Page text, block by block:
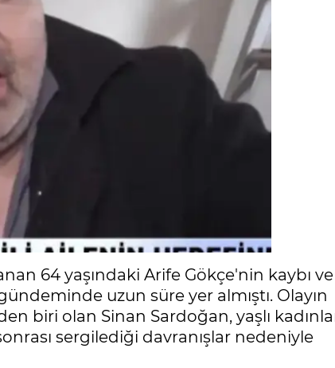
64 yaşındaki Arife Gökçe'nin kaybı ve
uzun süre yer almıştı. Olayın
biri olan Sinan Sardoğan, yaşlı
sergilediği davranışlar nedeniyle